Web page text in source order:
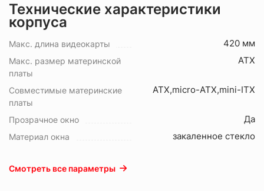
Технические характеристики
корпуса
Макс. длина видеокарты 420 мм
Макс. размер материнской
платы
ATX
Совместимые материнские
платы
ATX,micro-ATX,mini-ITX
Прозрачное окно Да
Материал окна закаленное стекло
Смотреть все параметры